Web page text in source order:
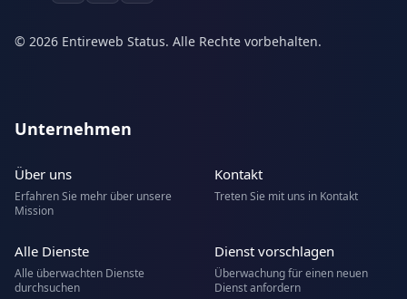
© 2026 Entireweb Status. Alle Rechte vorbehalten.
Unternehmen
Über uns
Erfahren Sie mehr über unsere
Mission
Kontakt
Treten Sie mit uns in Kontakt
Alle Dienste
Alle überwachten Dienste
durchsuchen
Dienst vorschlagen
Überwachung für einen neuen
Dienst anfordern